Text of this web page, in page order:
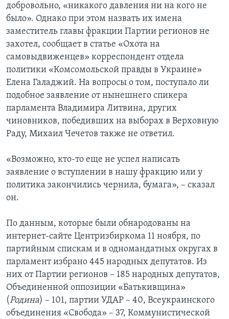
добровольно, «никакого давления ни на кого не
было». Однако при этом назвать их имена
заместитель главы фракции Партии регионов не
захотел, сообщает в статье «Охота на
самовыдвиженцев» корреспондент отдела
политики «Комсомольской правды в Украине»
Елена Галаджий. На вопросы о том, поступало ли
подобное заявление от нынешнего спикера
парламента Владимира Литвина, других
чиновников, победивших на выборах в Верховную
Раду, Михаил Чечетов также не ответил.
«Возможно, кто-то еще не успел написать
заявление о вступлении в нашу фракцию или у
политика закончились чернила, бумага», – сказал
он.
По данным, которые были обнародованы на
интернет-сайте Центризбиркома 11 ноября, по
партийным спискам и в одномандатных округах в
парламент избрано 445 народных депутатов. Из
них от Партии регионов – 185 народных депутатов,
Объединенной оппозиции «Батькивщина»
(Родина) – 101, партии УДАР – 40, Всеукраинского
объединения «Свобода» – 37, Коммунистической